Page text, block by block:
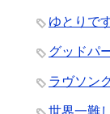
ゆとりで
グッドパ
ラヴソン